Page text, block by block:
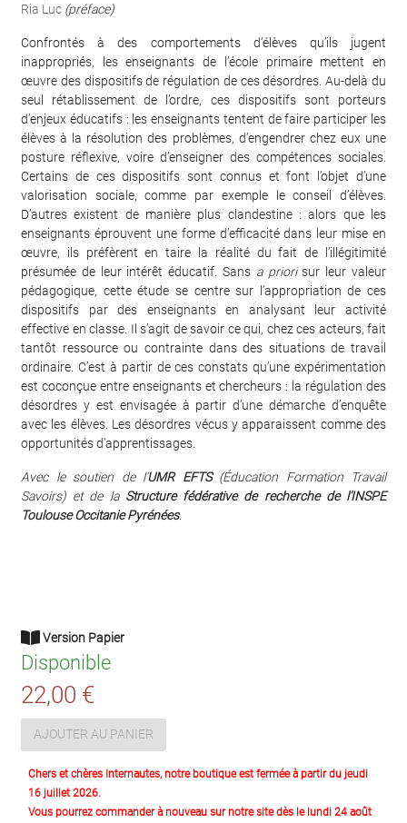
Ria Luc (préface)
Confrontés à des comportements d’élèves qu’ils jugent
inappropriés, les enseignants de l’école primaire mettent en
œuvre des dispositifs de régulation de ces désordres. Au-delà du
seul rétablissement de l’ordre, ces dispositifs sont porteurs
d’enjeux éducatifs : les enseignants tentent de faire participer les
élèves à la résolution des problèmes, d’engendrer chez eux une
posture réflexive, voire d’enseigner des compétences sociales.
Certains de ces dispositifs sont connus et font l’objet d’une
valorisation sociale, comme par exemple le conseil d’élèves.
D’autres existent de manière plus clandestine : alors que les
enseignants éprouvent une forme d’efficacité dans leur mise en
œuvre, ils préfèrent en taire la réalité du fait de l’illégitimité
présumée de leur intérêt éducatif. Sans a priorisur leur valeur
pédagogique, cette étude se centre sur l’appropriation de ces
dispositifs par des enseignants en analysant leur activité
effective en classe. Il s’agit de savoir ce qui, chez ces acteurs, fait
tantôt ressource ou contrainte dans des situations de travail
ordinaire. C’est à partir de ces constats qu’une expérimentation
est coconçue entre enseignants et chercheurs : la régulation des
désordres y est envisagée à partir d’une démarche d’enquête
avec les élèves. Les désordres vécus y apparaissent comme des
opportunités d’apprentissages.
Avec le soutien de l’UMR EFTS(Éducation Formation Travail
Savoirs) et de la Structure fédérative de recherche de l’INSPE
Toulouse Occitanie Pyrénées.
Version Papier
Disponible
22,00 €
AJOUTER AU PANIER
Chers et chères Internautes, notre boutique est fermée à partir du jeudi
16 juillet 2026.
Vous pourrez commander à nouveau sur notre site dès le lundi 24 août